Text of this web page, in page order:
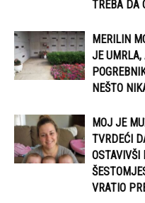
TREBA DA
MERILIN
JE UMRLA,
NEŠTO
MOJ JE
TVRDEĆI
VRATIO